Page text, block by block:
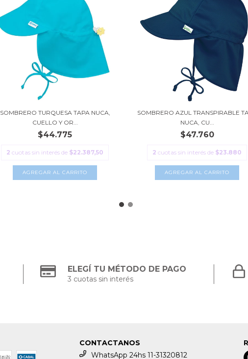
SOMBRERO TURQUESA TAPA NUCA,
CUELLO Y OR...
$44.775
2 cuotas sin interés de $22.387,50
AGREGAR AL CARRITO
SOMBRERO AZUL TRANSPIRABLE
NUCA, CU...
$47.760
2 cuotas sin interés de $23.880
AGREGAR AL CARRITO
ELEGÍ TU MÉTODO DE PAGO
3 cuotas sin interés
CONTACTANOS
WhatsApp 24hs 11-31320812